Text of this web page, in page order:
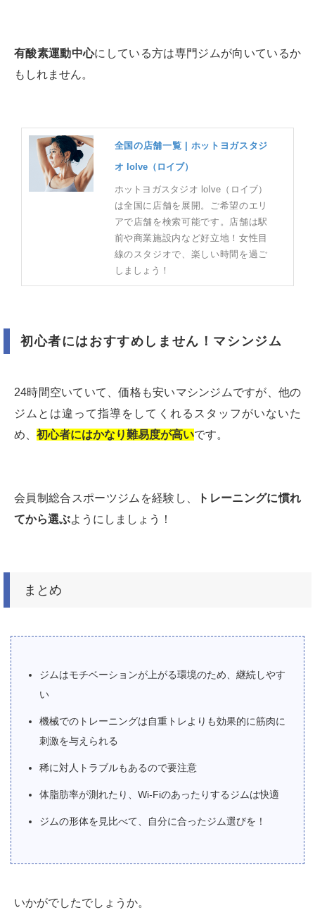
有酸素運動中心にしている方は専門ジムが向いているか
もしれません。
全国の店舗一覧 | ホットヨガスタジ
オ loIve（ロイブ）
ホットヨガスタジオ loIve（ロイブ）
は全国に店舗を展開。ご希望のエリ
アで店舗を検索可能です。店舗は駅
前や商業施設内など好立地！女性目
線のスタジオで、楽しい時間を過ご
しましょう！
初心者にはおすすめしません！マシンジム
24時間空いていて、価格も安いマシンジムですが、他の
ジムとは違って指導をしてくれるスタッフがいないた
め、 初心者にはかなり難易度が高いです。
会員制総合スポーツジムを経験し、
トレーニングに慣れ
てから選ぶようにしましょう！
まとめ
ジムはモチベーションが上がる環境のため、継続しやす
い
機械でのトレーニングは自重トレよりも効果的に筋肉に
刺激を与えられる
稀に対人トラブルもあるので要注意
体脂肪率が測れたり、Wi-Fiのあったりするジムは快適
ジムの形体を見比べて、自分に合ったジム選びを！
いかがでしたでしょうか。